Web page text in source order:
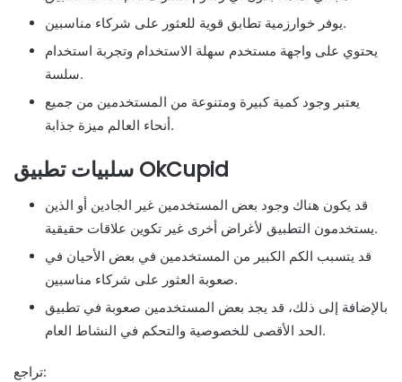
يوفر خوارزمية تطابق قوية للعثور على شركاء مناسبين.
يحتوي على واجهة مستخدم سهلة الاستخدام وتجربة استخدام
سلسة.
يعتبر وجود كمية كبيرة ومتنوعة من المستخدمين من جميع
أنحاء العالم ميزة جذابة.
سلبيات تطبيق OkCupid
قد يكون هناك وجود بعض المستخدمين غير الجادين أو الذين
يستخدمون التطبيق لأغراض أخرى غير تكوين علاقات حقيقية.
قد يتسبب الكم الكبير من المستخدمين في بعض الأحيان في
صعوبة العثور على شركاء مناسبين.
بالإضافة إلى ذلك، قد يجد بعض المستخدمين صعوبة في تطبيق
الحد الأقصى للخصوصية والتحكم في النشاط العام.
تراجع: